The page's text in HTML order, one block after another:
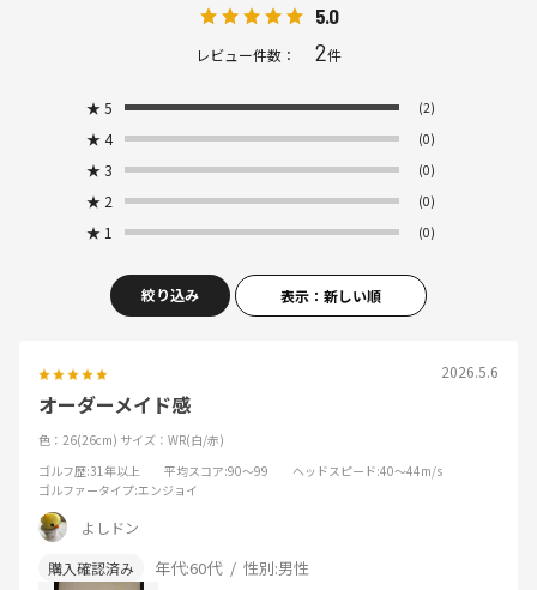
5.0
レビュー件数： 2件
★ 5 (2)
★ 4 (0)
★ 3 (0)
★ 2 (0)
★ 1 (0)
絞り込み 表示：新しい順
2026.5.6
オーダーメイド感
色：26(26cm) サイズ：WR(白/赤)
ゴルフ歴:31年以上 平均スコア:90～99 ヘッドスピード:40～44m/s
ゴルファータイプ:エンジョイ
よしドン
年代:60代 性別:男性